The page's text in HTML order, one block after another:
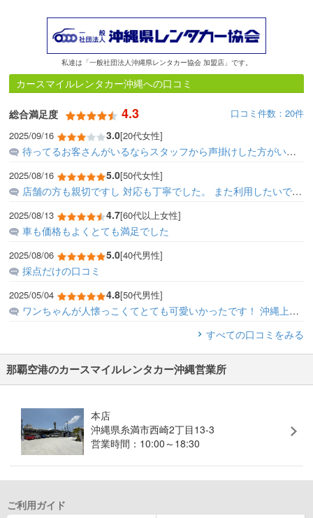
私達は「一般社団法人沖縄県レンタカー協会 加盟店」です。
カースマイルレンタカー沖縄への口コミ
総合満足度 4.3
口コミ件数：20件
2025/09/16
3.0[20代女性]
待ってるお客さんがいるならスタッフから声掛けした方がいいと思います。スタッフがオフィス内に居て声掛けとかどうしたらいいのか分からず予約時間遅れて出発遅れました
2025/08/16 5.0[50代女性]
店舗の方も親切ですし 対応も丁寧でした。 また利用したいです。
2025/08/13 4.7[60代以上女性]
車も価格もよくとても満足でした
2025/08/06 5.0[40代男性]
採点だけの口コミ
2025/05/04 4.8[50代男性]
ワンちゃんが人懐っこくてとても可愛いかったです！ 沖縄上陸後の初癒しでした♪ ありがとうございました！
すべての口コミをみる
那覇空港のカースマイルレンタカー沖縄営業所
本店
沖縄県糸満市西崎2丁目13-3
営業時間：10:00～18:30
ご利用ガイド